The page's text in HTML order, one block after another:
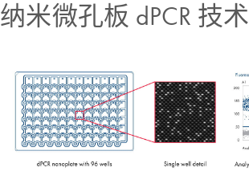
纳米微孔板 dPCR 技术